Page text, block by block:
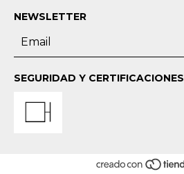
NEWSLETTER
SEGURIDAD Y CERTIFICACIONES